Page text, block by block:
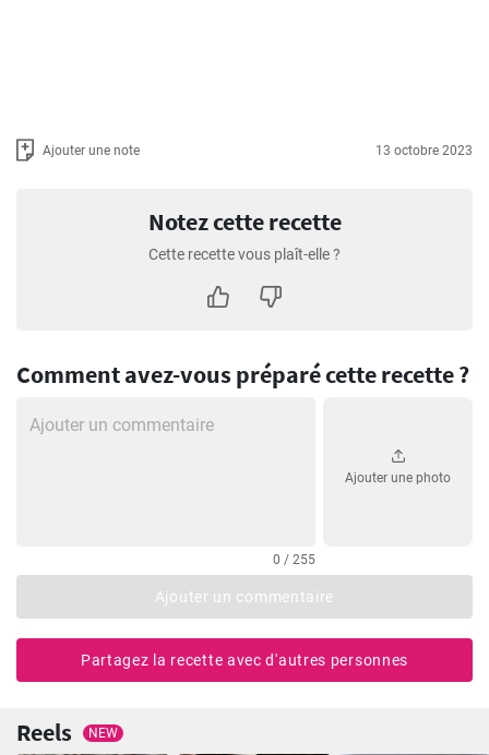
Ajouter une note 13 octobre 2023
Notez cette recette
Cette recette vous plaît-elle ?
Comment avez-vous préparé cette recette ?
0 / 255
Ajouter une photo
Ajouter un commentaire
Partagez la recette avec d'autres personnes
Reels NEW